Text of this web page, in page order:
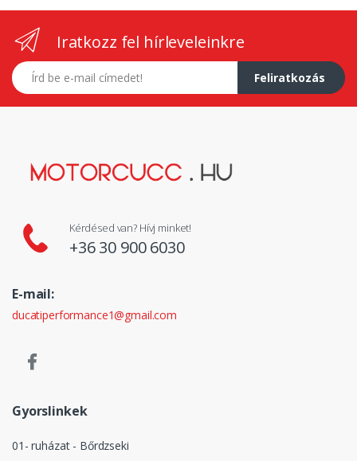
Iratkozz fel hírleveleinkre
E-mail címed
Feliratkozás
Kérdésed van? Hívj minket!
+36 30 900 6030
E-mail:
ducatiperformance1@gmail.com
Gyorslinkek
01- ruházat - Bőrdzseki